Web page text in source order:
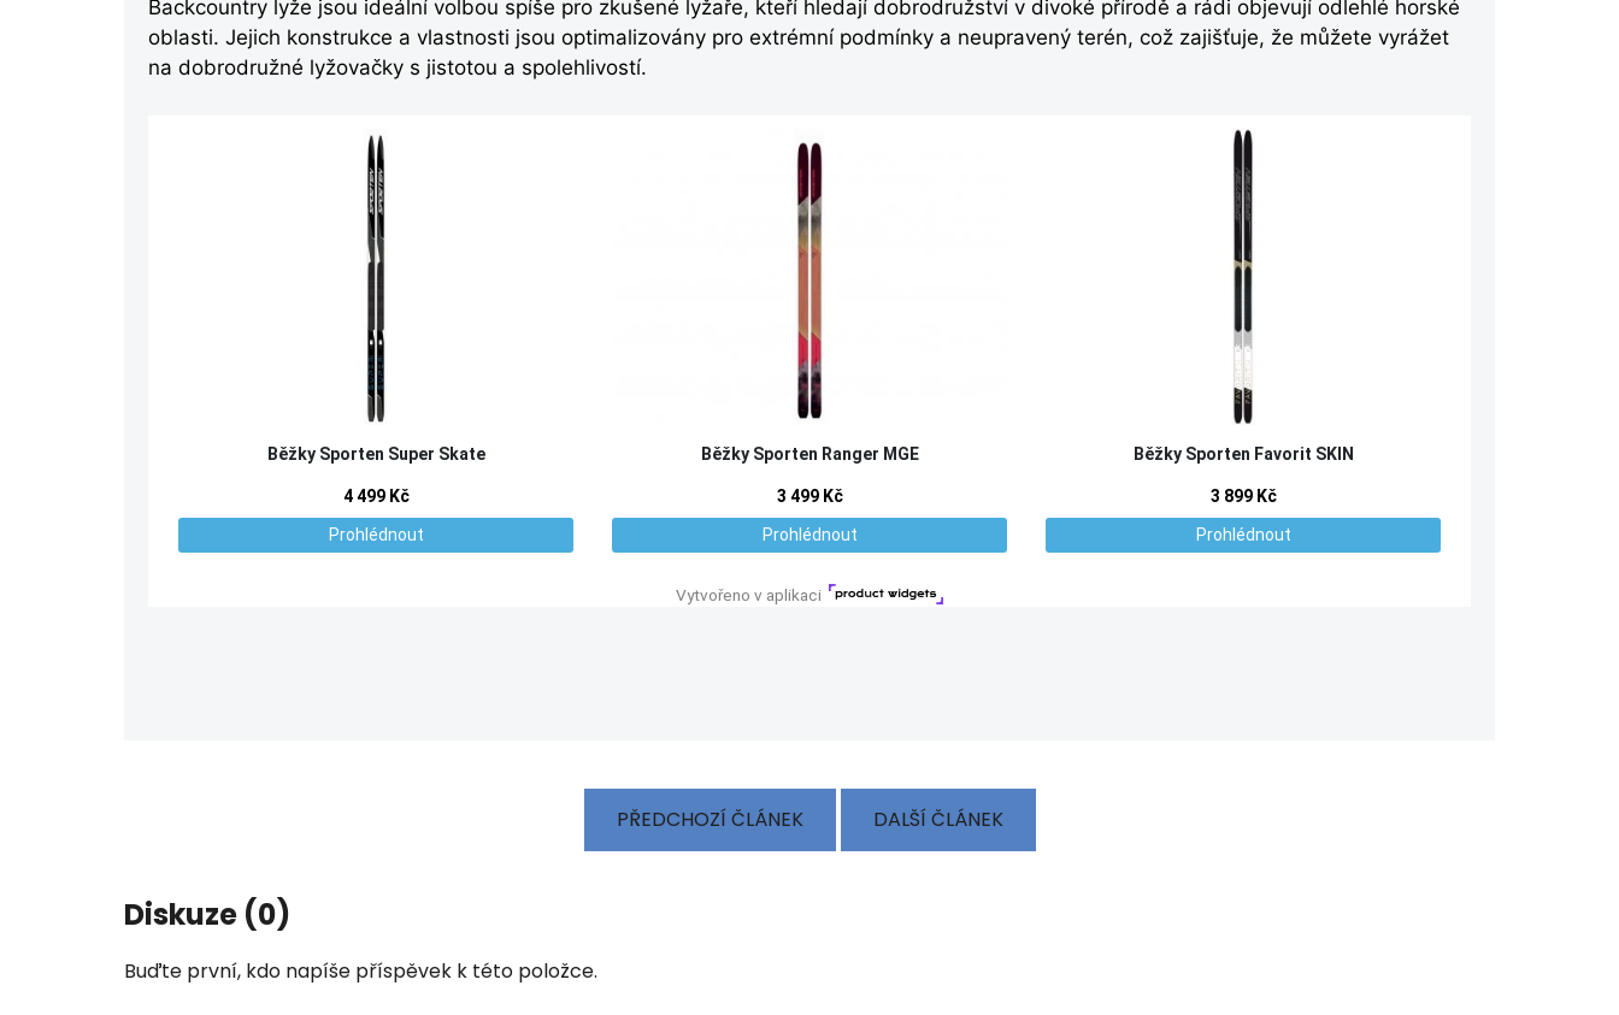
Backcountry lyže jsou ideální volbou spíše pro zkušené lyžaře, kteří hledají dobrodružství v divoké přírodě a rádi objevují odlehlé horské
oblasti. Jejich konstrukce a vlastnosti jsou optimalizovány pro extrémní podmínky a neupravený terén, což zajišťuje, že můžete vyrážet
na dobrodružné lyžovačky s jistotou a spolehlivostí.
PŘEDCHOZÍ ČLÁNEK DALŠÍ ČLÁNEK
Diskuze (0)
Buďte první, kdo napíše příspěvek k této položce.